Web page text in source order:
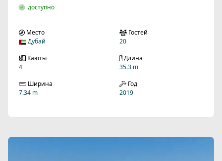
доступно
Место
Дубай
Гостей
20
Каюты
4
Длина
35.3 m
Ширина
7.34 m
Год
2019